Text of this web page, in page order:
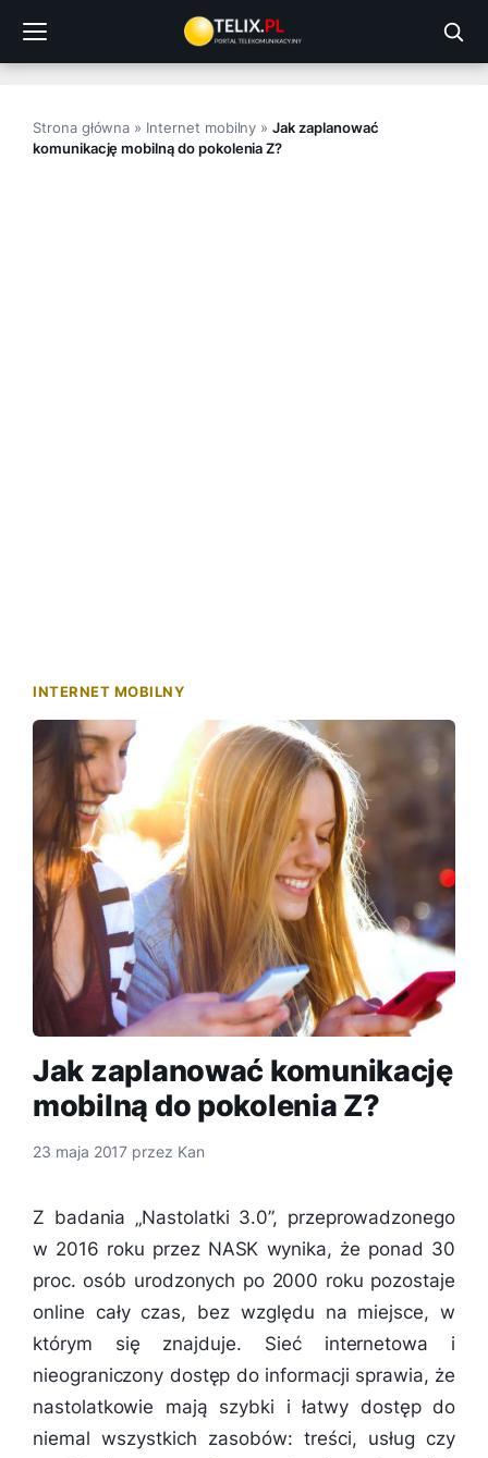
treści
Strona główna » Internet mobilny »Jak zaplanować
komunikację mobilną do pokolenia Z?
INTERNET MOBILNY
Jak zaplanować komunikację
mobilną do pokolenia Z?
23 maja 2017 przez Kan
Z badania „Nastolatki 3.0”, przeprowadzonego
w 2016 roku przez NASK wynika, że ponad 30
proc. osób urodzonych po 2000 roku pozostaje
online cały czas, bez względu na miejsce, w
którym się znajduje. Sieć internetowa i
nieograniczony dostęp do informacji sprawia, że
nastolatkowie mają szybki i łatwy dostęp do
niemal wszystkich zasobów: treści, usług czy